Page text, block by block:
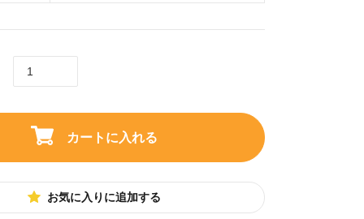
カートに入れる
お気に入りに追加する